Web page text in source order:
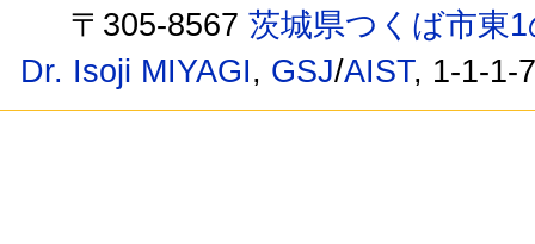
〒305-8567茨城県つくば市東
Dr. Isoji MIYAGI, GSJ/AIST, 1-1-1-